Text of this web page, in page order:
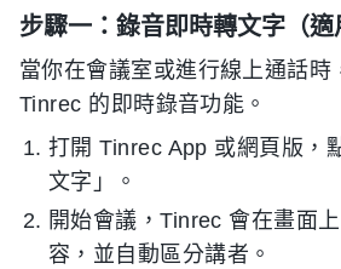
步驟一：錄音即時轉文字（適
當你在會議室或進行線上通話時
Tinrec 的即時錄音功能。
打開 Tinrec App 或網頁版，
文字」。
開始會議，Tinrec 會在畫面
容，並自動區分講者。